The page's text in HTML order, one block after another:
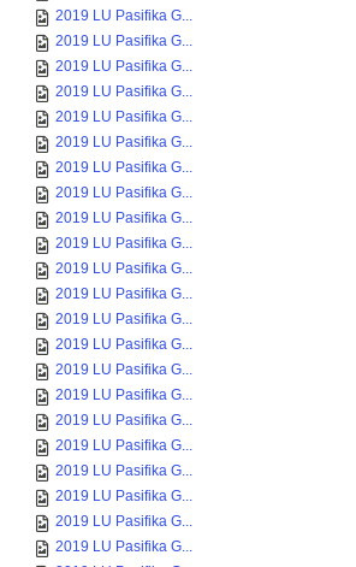
2019 LU Pasifika G...
2019 LU Pasifika G...
2019 LU Pasifika G...
2019 LU Pasifika G...
2019 LU Pasifika G...
2019 LU Pasifika G...
2019 LU Pasifika G...
2019 LU Pasifika G...
2019 LU Pasifika G...
2019 LU Pasifika G...
2019 LU Pasifika G...
2019 LU Pasifika G...
2019 LU Pasifika G...
2019 LU Pasifika G...
2019 LU Pasifika G...
2019 LU Pasifika G...
2019 LU Pasifika G...
2019 LU Pasifika G...
2019 LU Pasifika G...
2019 LU Pasifika G...
2019 LU Pasifika G...
2019 LU Pasifika G...